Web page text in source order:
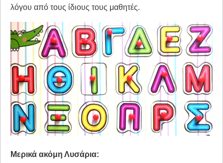
λόγου από τους ίδιους τους μαθητές.
Μερικά ακόμη Λυσάρια: